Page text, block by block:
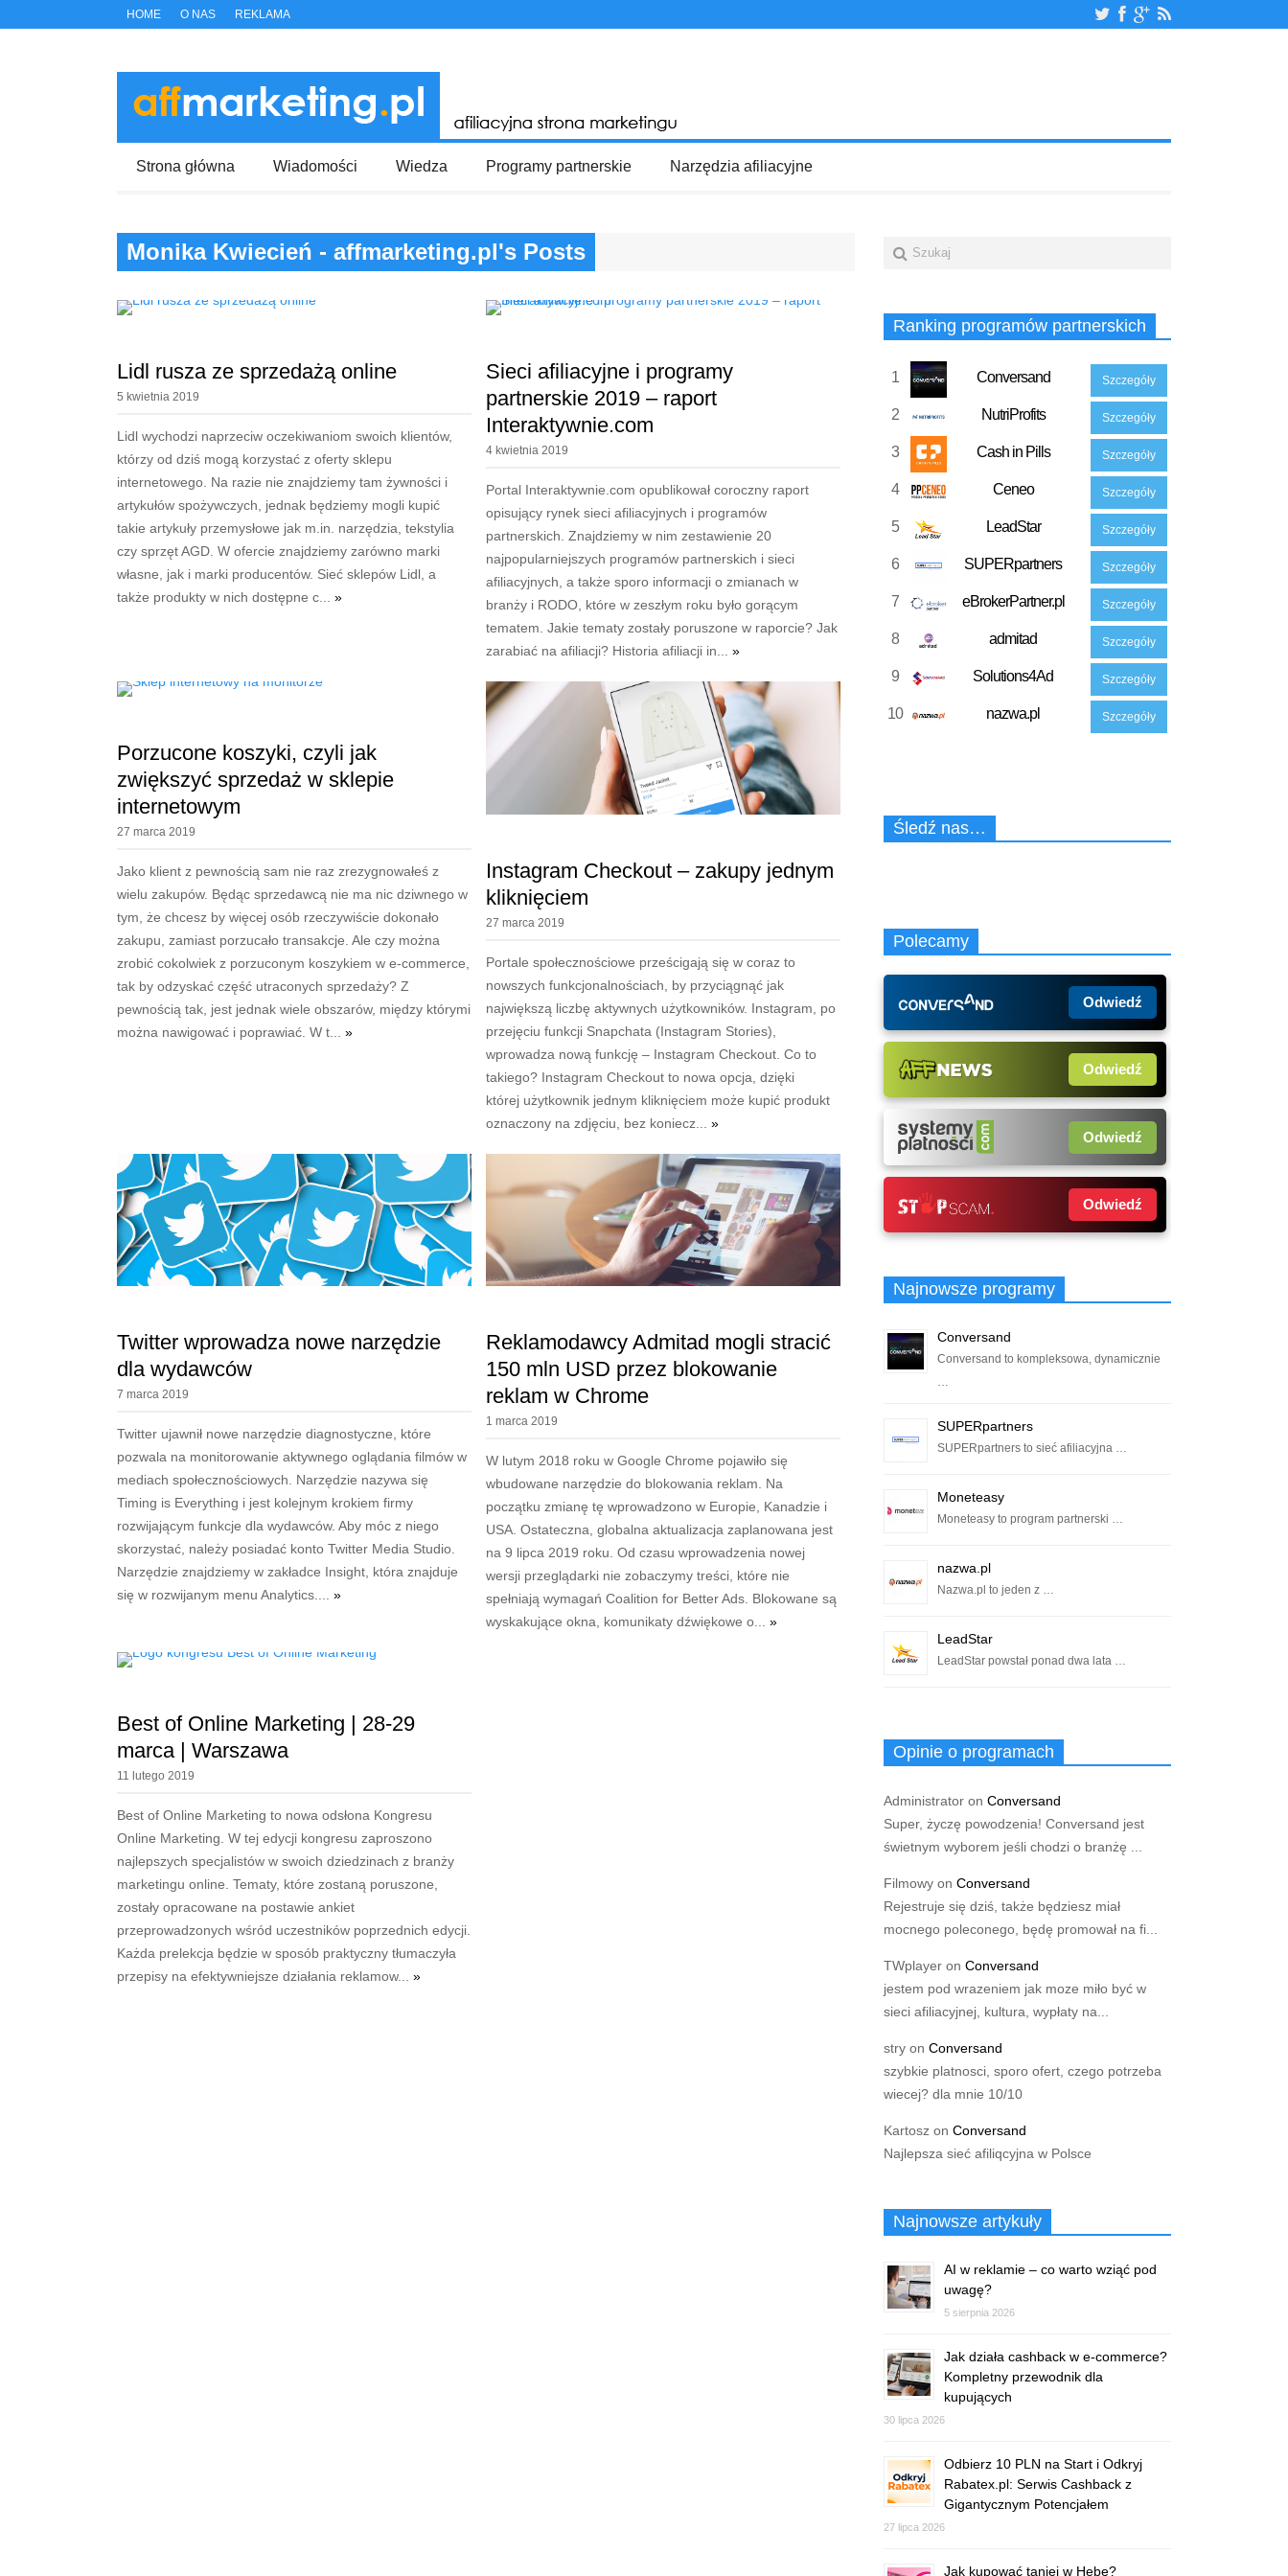
HOME O NAS REKLAMA
Strona główna Wiadomości Wiedza Programy partnerskie Narzędzia afiliacyjne
Monika Kwiecień - affmarketing.pl's Posts
Lidl rusza ze sprzedażą online
5 kwietnia 2019
Lidl wychodzi naprzeciw oczekiwaniom swoich klientów,
którzy od dziś mogą korzystać z oferty sklepu
internetowego. Na razie nie znajdziemy tam żywności i
artykułów spożywczych, jednak będziemy mogli kupić
takie artykuły przemysłowe jak m.in. narzędzia, tekstylia
czy sprzęt AGD. W ofercie znajdziemy zarówno marki
własne, jak i marki producentów. Sieć sklepów Lidl, a
także produkty w nich dostępne c... »
Sieci afiliacyjne i programy
partnerskie 2019 – raport
Interaktywnie.com
4 kwietnia 2019
Portal Interaktywnie.com opublikował coroczny raport
opisujący rynek sieci afiliacyjnych i programów
partnerskich. Znajdziemy w nim zestawienie 20
najpopularniejszych programów partnerskich i sieci
afiliacyjnych, a także sporo informacji o zmianach w
branży i RODO, które w zeszłym roku było gorącym
tematem. Jakie tematy zostały poruszone w raporcie? Jak
zarabiać na afiliacji? Historia afiliacji in... »
Porzucone koszyki, czyli jak
zwiększyć sprzedaż w sklepie
internetowym
27 marca 2019
Jako klient z pewnością sam nie raz zrezygnowałeś z
wielu zakupów. Będąc sprzedawcą nie ma nic dziwnego w
tym, że chcesz by więcej osób rzeczywiście dokonało
zakupu, zamiast porzucało transakcje. Ale czy można
zrobić cokolwiek z porzuconym koszykiem w e-commerce,
tak by odzyskać część utraconych sprzedaży? Z
pewnością tak, jest jednak wiele obszarów, między którymi
można nawigować i poprawiać. W t... »
Instagram Checkout – zakupy jednym
kliknięciem
27 marca 2019
Portale społecznościowe prześcigają się w coraz to
nowszych funkcjonalnościach, by przyciągnąć jak
największą liczbę aktywnych użytkowników. Instagram, po
przejęciu funkcji Snapchata (Instagram Stories),
wprowadza nową funkcję – Instagram Checkout. Co to
takiego? Instagram Checkout to nowa opcja, dzięki
której użytkownik jednym kliknięciem może kupić produkt
oznaczony na zdjęciu, bez koniecz... »
Twitter wprowadza nowe narzędzie
dla wydawców
7 marca 2019
Twitter ujawnił nowe narzędzie diagnostyczne, które
pozwala na monitorowanie aktywnego oglądania filmów w
mediach społecznościowych. Narzędzie nazywa się
Timing is Everything i jest kolejnym krokiem firmy
rozwijającym funkcje dla wydawców. Aby móc z niego
skorzystać, należy posiadać konto Twitter Media Studio.
Narzędzie znajdziemy w zakładce Insight, która znajduje
się w rozwijanym menu Analytics.... »
Reklamodawcy Admitad mogli stracić
150 mln USD przez blokowanie
reklam w Chrome
1 marca 2019
W lutym 2018 roku w Google Chrome pojawiło się
wbudowane narzędzie do blokowania reklam. Na
początku zmianę tę wprowadzono w Europie, Kanadzie i
USA. Ostateczna, globalna aktualizacja zaplanowana jest
na 9 lipca 2019 roku. Od czasu wprowadzenia nowej
wersji przeglądarki nie zobaczymy treści, które nie
spełniają wymagań Coalition for Better Ads. Blokowane są
wyskakujące okna, komunikaty dźwiękowe o... »
Best of Online Marketing | 28-29
marca | Warszawa
11 lutego 2019
Best of Online Marketing to nowa odsłona Kongresu
Online Marketing. W tej edycji kongresu zaproszono
najlepszych specjalistów w swoich dziedzinach z branży
marketingu online. Tematy, które zostaną poruszone,
zostały opracowane na postawie ankiet
przeprowadzonych wśród uczestników poprzednich edycji.
Każda prelekcja będzie w sposób praktyczny tłumaczyła
przepisy na efektywniejsze działania reklamow... »
Ranking programów partnerskich
1 Conversand Szczegóły
2 NutriProfits Szczegóły
3 Cash in Pills Szczegóły
4 Ceneo Szczegóły
5 LeadStar Szczegóły
6 SUPERpartners Szczegóły
7 eBrokerPartner.pl Szczegóły
8 admitad Szczegóły
9 Solutions4Ad Szczegóły
10 nazwa.pl Szczegóły
Śledź nas…
Polecamy
Odwiedź
Odwiedź
Odwiedź
Odwiedź
Najnowsze programy
Conversand
Conversand to kompleksowa, dynamicznie
…
SUPERpartners
SUPERpartners to sieć afiliacyjna …
Moneteasy
Moneteasy to program partnerski …
nazwa.pl
Nazwa.pl to jeden z …
LeadStar
LeadStar powstał ponad dwa lata …
Opinie o programach
Administrator on Conversand
Super, życzę powodzenia! Conversand jest
świetnym wyborem jeśli chodzi o branżę ...
Filmowy on Conversand
Rejestruje się dziś, także będziesz miał
mocnego poleconego, będę promował na fi...
TWplayer on Conversand
jestem pod wrazeniem jak moze miło być w
sieci afiliacyjnej, kultura, wypłaty na...
stry on Conversand
szybkie platnosci, sporo ofert, czego potrzeba
wiecej? dla mnie 10/10
Kartosz on Conversand
Najlepsza sieć afiliqcyjna w Polsce
Najnowsze artykuły
AI w reklamie – co warto wziąć pod
uwagę?
5 sierpnia 2026
Jak działa cashback w e-commerce?
Kompletny przewodnik dla
kupujących
30 lipca 2026
Odbierz 10 PLN na Start i Odkryj
Rabatex.pl: Serwis Cashback z
Gigantycznym Potencjałem
27 lipca 2026
Jak kupować taniej w Hebe?